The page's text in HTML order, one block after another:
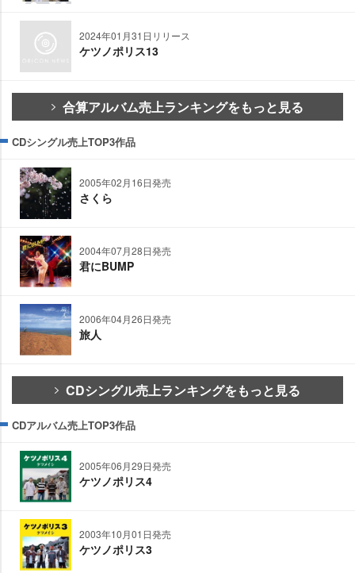
2024年01月31日リリース
ケツノポリス13
合算アルバム売上ランキングをもっと見る
CDシングル売上TOP3作品
2005年02月16日発売
さくら
2004年07月28日発売
君にBUMP
2006年04月26日発売
旅人
CDシングル売上ランキングをもっと見る
CDアルバム売上TOP3作品
2005年06月29日発売
ケツノポリス4
2003年10月01日発売
ケツノポリス3